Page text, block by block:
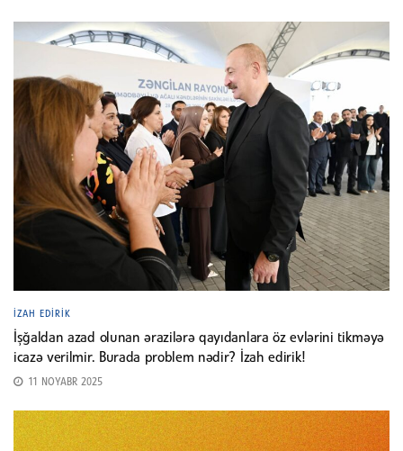
İZAH EDIRIK
İşğaldan azad olunan ərazilərə qayıdanlara öz evlərini tikməyə
icazə verilmir. Burada problem nədir? İzah edirik!
11 NOYABR 2025